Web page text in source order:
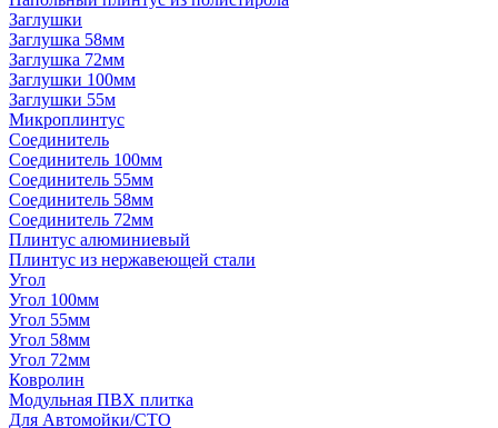
Заглушки
Заглушка 58мм
Заглушка 72мм
Заглушки 100мм
Заглушки 55м
Микроплинтус
Соединитель
Соединитель 100мм
Соединитель 55мм
Соединитель 58мм
Соединитель 72мм
Плинтус алюминиевый
Плинтус из нержавеющей стали
Угол
Угол 100мм
Угол 55мм
Угол 58мм
Угол 72мм
Ковролин
Модульная ПВХ плитка
Для Автомойки/СТО